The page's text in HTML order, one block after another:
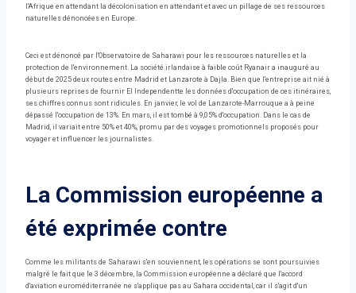
l'Afrique en attendant la décolonisation en attendant et avec un pillage de ses ressources
naturelles dénoncées en Europe.
Ceci est dénoncé par l'Observatoire de Saharawi pour les ressources naturelles et la
protection de l'environnement. La société irlandaise à faible coût Ryanair a inauguré au
début de 2025 deux routes entre Madrid et Lanzarote à Dajla. Bien que l'entreprise ait nié à
plusieurs reprises de fournir El Independentte les données d'occupation de ces itinéraires,
ses chiffres connus sont ridicules. En janvier, le vol de Lanzarote-Marrouque a à peine
dépassé l'occupation de 13%. En mars, il est tombé à 9,05% d'occupation. Dans le cas de
Madrid, il variait entre 50% et 40%, promu par des voyages promotionnels proposés pour
voyager et influencer les journalistes.
La Commission européenne a
été exprimée contre
Comme les militants de Saharawi s'en souviennent, les opérations se sont poursuivies
malgré le fait que le 3 décembre, la Commission européenne a déclaré que l'accord
d'aviation euroméditerranée ne s'applique pas au Sahara occidental, car il s'agit d'un